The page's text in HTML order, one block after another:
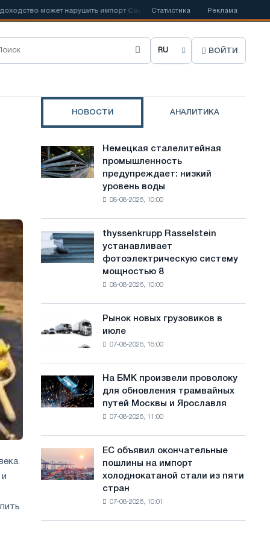
может нарушить импорт Саудовской стали 📰 Испанский Acerinox
Статистика Реклама
В
б
т
ь
я
з
ы
к
й
ВОЙТИ
НОВОСТИ АНАЛИТИКА
Немецкая
сталелитейная
промышленность
предупреждает:
угрожает
безопасности
Немецкая сталелитейная
промышленность
предупреждает: низкий
уровень воды
08-08-2026, 10:00
thyssenkrupp
Rasselstein
устанавливает
фотоэлектрическую
МВт
целей
обезуглероживания
thyssenkrupp Rasselstein
устанавливает
фотоэлектрическую систему
мощностью 8
08-08-2026, 10:00
Рынок
новых
грузовиков
Рынок новых грузовиков в
июле
07-08-2026, 16:00
На
БМК
произвели
трамвайных
путей
На БМК произвели проволоку
для обновления трамвайных
путей Москвы и Ярославля
07-08-2026, 11:00
объявил
окончательные
ЕС объявил окончательные
пошлины на импорт
холоднокатаной стали из пяти
стран
07-08-2026, 10:01